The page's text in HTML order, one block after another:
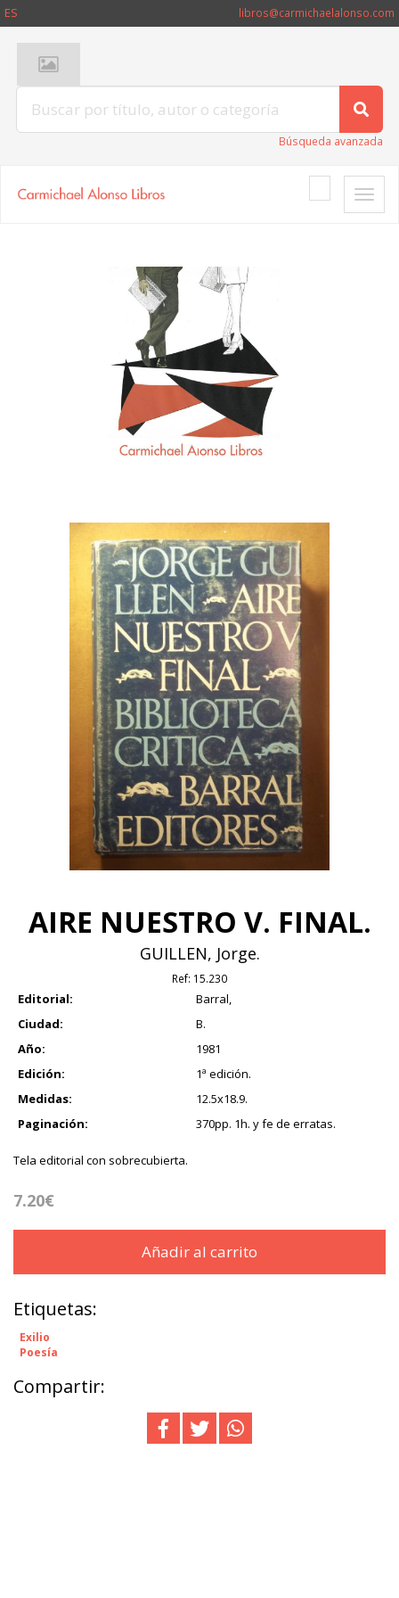
ES libros@carmichaelalonso.com
Búsqueda avanzada
Toggle
AIRE NUESTRO V. FINAL.
GUILLEN, Jorge.
Ref: 15.230
Editorial:
Barral,
Ciudad:
B.
Año:
1981
Edición:
1ª edición.
Medidas:
12.5x18.9.
Paginación:
370pp. 1h. y fe de erratas.
Tela editorial con sobrecubierta.
7.20€
Añadir al carrito
Etiquetas:
Exilio
Poesía
Compartir: